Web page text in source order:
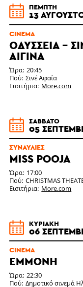
ΠΈΜΠΤΗ
13
CINEMA
ΟΔΎΣΣΕΙΑ -
ΑΊΓΙΝΑ
Ώρα 20:45
Πού Σινέ Αφαία
Εισιτήρια More.com
ΣΆΒΒΑΤΟ
05
ΣΥΝΑΥΛΊΕΣ
MISS POOJA
Ώρα 17:00
Πού CHRISTMAS
Εισιτήρια More.com
ΚΥΡΙΑΚΉ
06
CINEMA
EMMONH
Ώρα 22:30
Πού Δημοτικό σινεμά